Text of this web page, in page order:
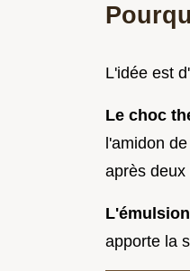
L'idée est
Le choc
l'amidon
après deux
apporte la